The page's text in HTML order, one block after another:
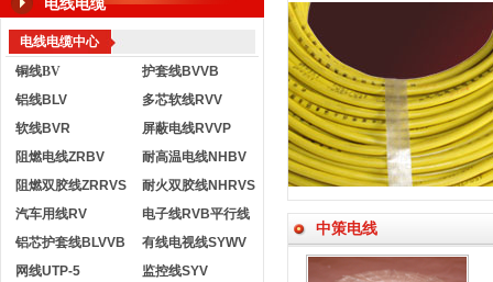
电线电缆中心
铜线BV
护套线BVVB
铝线BLV
多芯软线RVV
软线BVR
屏蔽电线RVVP
阻燃电线ZRBV
耐高温电线NHBV
阻燃双胶线ZRRVS
耐火双胶线NHRVS
汽车用线RV
电子线RVB平行线
铝芯护套线BLVVB
有线电视线SYWV
网线UTP-5
监控线SYV
中策电线